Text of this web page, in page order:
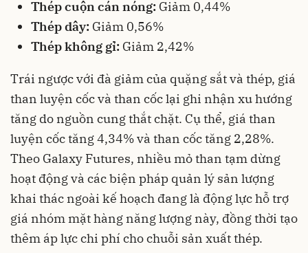
Thép cuộn cán nóng: Giảm 0,44%
Thép dây: Giảm 0,56%
Thép không gỉ: Giảm 2,42%
Trái ngược với đà giảm của quặng sắt và thép, giá
than luyện cốc và than cốc lại ghi nhận xu hướng
tăng do nguồn cung thắt chặt. Cụ thể, giá than
luyện cốc tăng 4,34% và than cốc tăng 2,28%.
Theo Galaxy Futures, nhiều mỏ than tạm dừng
hoạt động và các biện pháp quản lý sản lượng
khai thác ngoài kế hoạch đang là động lực hỗ trợ
giá nhóm mặt hàng năng lượng này, đồng thời tạo
thêm áp lực chi phí cho chuỗi sản xuất thép.